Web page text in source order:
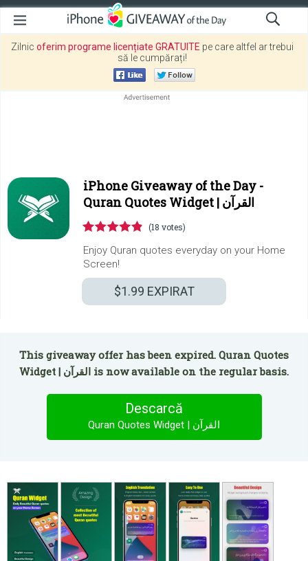
Zilnic oferim programe licențiate GRATUITE pe care altfel ar trebui
să le cumpărați!
iPhone Giveaway of the Day -
Quran Quotes Widget | القرآن
(18 votes)
Enjoy Quran quotes everyday on your Home
Screen!
$1.99 EXPIRAT
This giveaway offer has been expired. Quran Quotes
Widget | القرآن is now available on the regular basis.
Descarcă
Quran Quotes Widget | القرآن